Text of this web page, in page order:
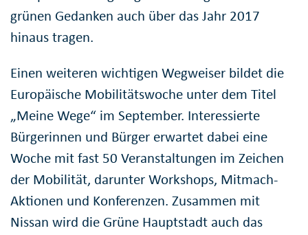
grünen Gedanken auch über das Jahr 2017
hinaus tragen.
Einen weiteren wichtigen Wegweiser bildet die
Europäische Mobilitätswoche unter dem Titel
„Meine Wege“ im September. Interessierte
Bürgerinnen und Bürger erwartet dabei eine
Woche mit fast 50 Veranstaltungen im Zeichen
der Mobilität, darunter Workshops, Mitmach-
Aktionen und Konferenzen. Zusammen mit
Nissan wird die Grüne Hauptstadt auch das